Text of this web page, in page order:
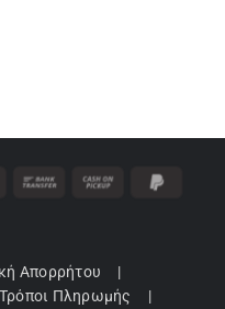
Απορρήτου
Τρόποι Πληρωμής